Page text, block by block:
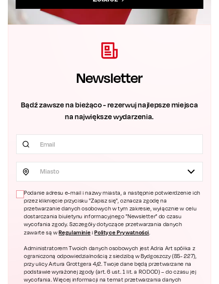
Newsletter
Bądź zawsze na bieżąco - rezerwuj najlepsze miejsca
na największe wydarzenia.
Miasto
Podanie adresu e-mail i nazwy miasta, a następnie potwierdzenie ich
przez kliknięcie przycisku "Zapisz się", oznacza zgodę na
przetwarzanie danych osobowych w tym zakresie, wyłącznie w celu
dostarczania biuletynu informacyjnego "Newsletter" do czasu
wycofania zgody. Szczegóły dotyczące przetwarzania danych
zawarte są wRegulaminie i Polityce Prywatności.
Administratorem Twoich danych osobowych jest Adria Art spółka z
ograniczoną odpowiedzialnością z siedzibą w Bydgoszczy (85- 227),
przy ulicy Artura Grottgera 4/2. Twoje dane będą przetwarzane na
podstawie wyrażonej zgody (art. 6 ust. 1 lit. a RODOD) – do czasu jej
wycofania. Więcej informacji na temat przetwarzania danych